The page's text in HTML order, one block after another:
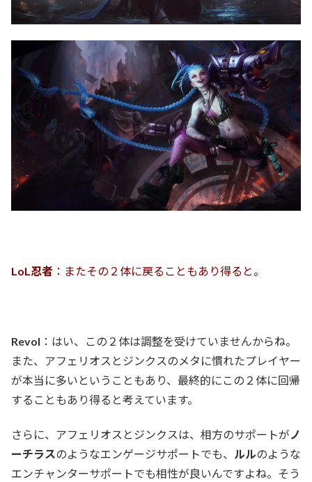
LoL忍者 ：またその２体に戻ることもあり得ると。
Revol ：はい、この２体は調整を受けていませんからね。
また、アフェリオスとジンクスのメタに慣れたプレイヤー
が本当に多いということもあり、最終的にこの２体に回帰
することもあり得ると考えています。
さらに、アフェリオスとジンクスは、相方のサポートがノ
ーチラスのようなエンゲージサポートでも、 ルルのような
エンチャンターサポートでも相性が良いんですよね。そう